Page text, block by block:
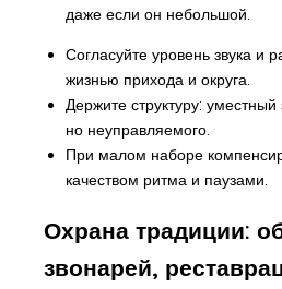
даже если он небольшой.
Согласуйте уровень звука и
жизнью прихода и округа.
Держите структуру:
но неуправляемого.
При малом наборе
качеством ритма и паузами.
Охрана традиции:
звонарей,